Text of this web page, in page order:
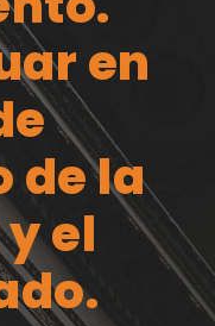
en
de la
el